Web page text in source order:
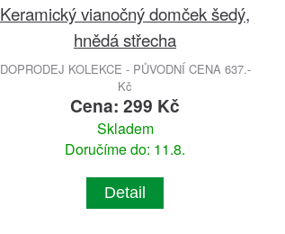
Keramický vianočný domček šedý,
hnědá střecha
DOPRODEJ KOLEKCE - PŮVODNÍ CENA 637.-
Kč
Cena: 299 Kč
Skladem
Doručíme do: 11.8.
Detail